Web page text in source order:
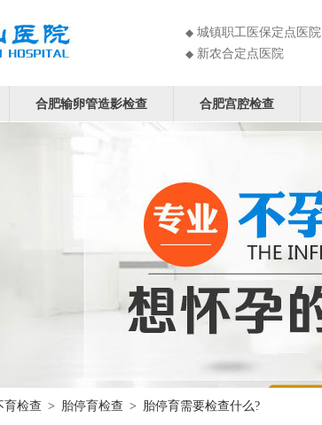
◆ 城镇职工医保定点医院
◆ 新农合定点医院
合肥输卵管造影检查 合肥宫腔检查
育检查 > 胎停育检查 > 胎停育需要检查什么?